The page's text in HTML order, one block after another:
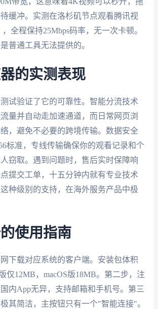
缓冲。实测在洛杉矶节点观看腾讯视
全程保持25Mbps码率，无一次卡顿。
普通工具无法提供的。
的实测表现
试验证了它的可靠性。智能分流技术
量并自动走加速通道，而日常网页浏
，避免不必要的跨境传输。数据安全
标准，专线传输确保你的观看记录和个
窃取。遇到问题时，售后实时保障响
提交工单，十五分钟内就有专业技术
种级别的支持，在海外服务产品中极
使用指南
下载对应系统的客户端。安装包体积
仅12MB，macOS版18MB。第二步，注
内App无异，支持邮箱和手机号。第三
其简洁，主按钮只有一个"智能连接"。